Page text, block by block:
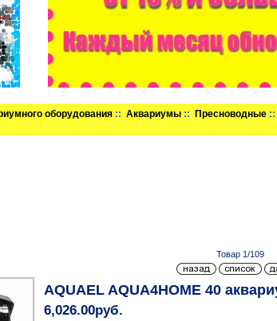
оборудования ::Аквариумы :: Пресноводные
Товар 1/109
AQUAEL AQUA4HOME 40
6,026.00руб.